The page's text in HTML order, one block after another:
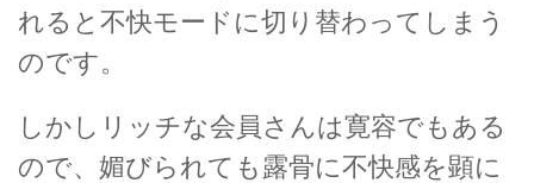
れると不快モードに切り替わってしまう
のです。
しかしリッチな会員さんは寛容でもある
ので、媚びられても露骨に不快感を顕に